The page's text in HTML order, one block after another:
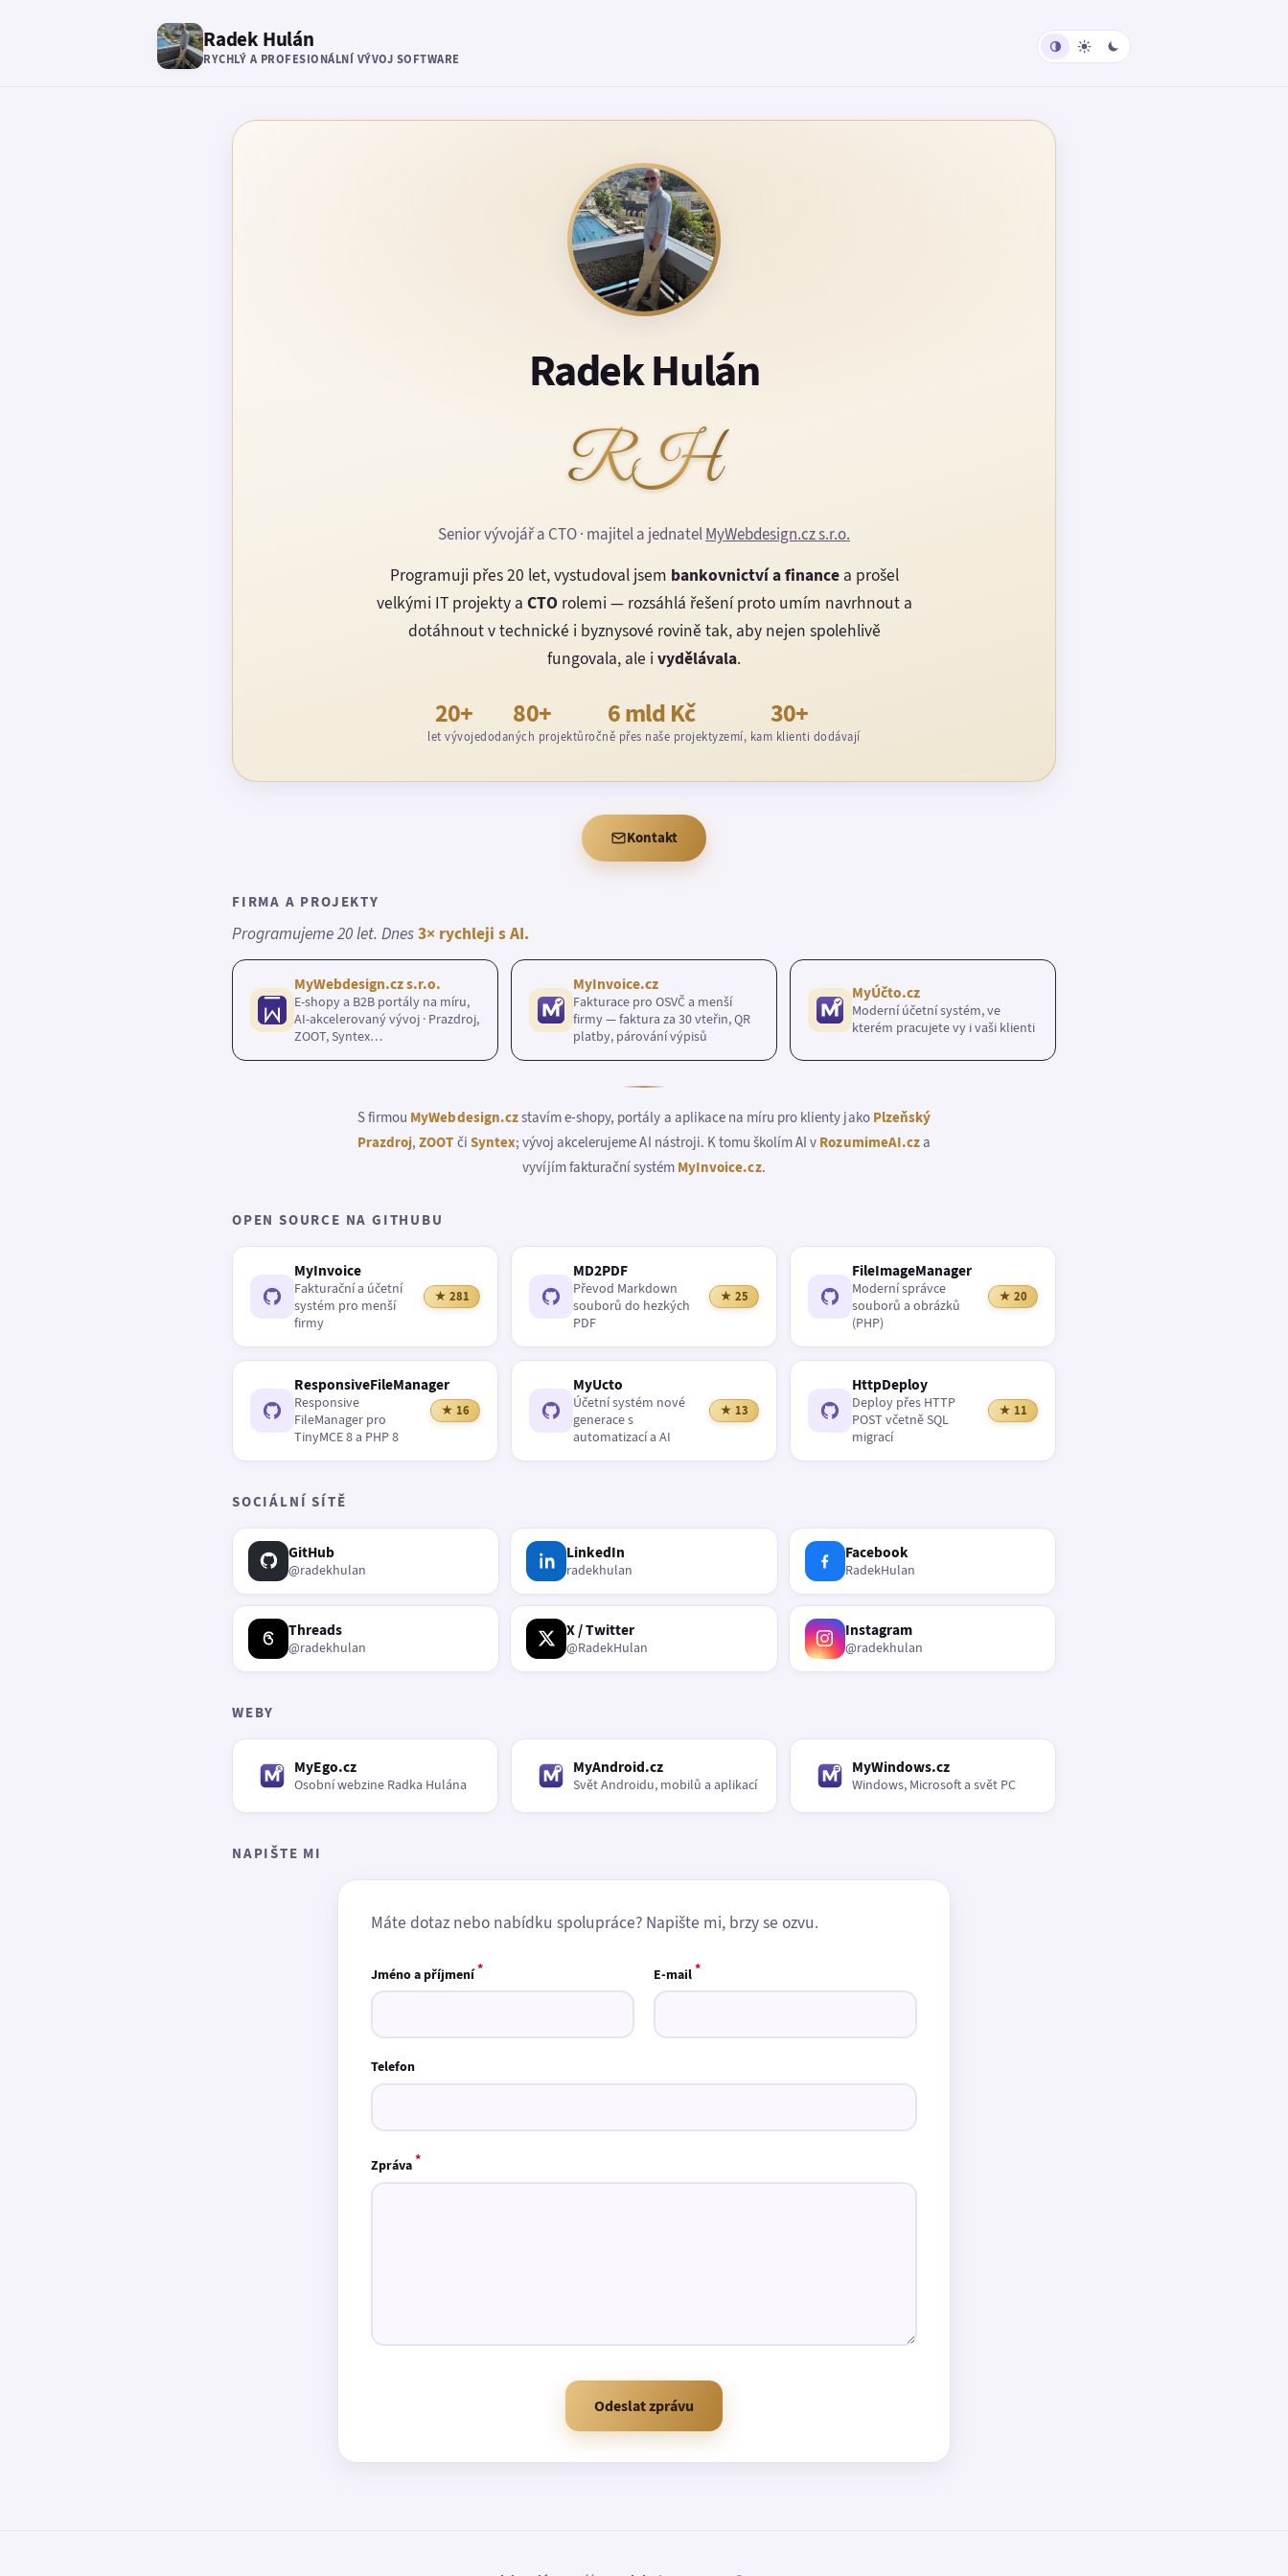
Radek Hulán
RYCHLÝ A PROFESIONÁLNÍ VÝVOJ SOFTWARE
Radek Hulán
RH
Senior vývojář a CTO · majitel a jednatelMyWebdesign.cz s.r.o.
Programuji přes 20 let, vystudoval jsem bankovnictví a financea prošel
velkými IT projekty a CTOrolemi — rozsáhlá řešení proto umím navrhnout a
dotáhnout v technické i byznysové rovině tak, aby nejen spolehlivě
fungovala, ale i vydělávala.
20+
let vývoje
80+
dodaných projektů
6 mld Kč
ročně přes naše projekty
30+
zemí, kam klienti dodávají
Kontakt
FIRMA A PROJEKTY
Programujeme 20 let. Dnes3× rychleji s AI.
MyWebdesign.cz s.r.o.
E-shopy a B2B portály na míru,
AI-akcelerovaný vývoj · Prazdroj,
ZOOT, Syntex…
MyInvoice.cz
Fakturace pro OSVČ a menší
firmy — faktura za 30 vteřin, QR
platby, párování výpisů
MyÚčto.cz
Moderní účetní systém, ve
kterém pracujete vy i vaši klienti
S firmou MyWebdesign.czstavím e-shopy, portály a aplikace na míru pro klienty jako Plzeňský
Prazdroj,ZOOT či Syntex; vývoj akcelerujeme AI nástroji. K tomu školím AI v RozumimeAI.cza
vyvíjím fakturační systém MyInvoice.cz.
OPEN SOURCE NA GITHUBU
MyInvoice
Fakturační a účetní
systém pro menší
firmy
★ 281
MD2PDF
Převod Markdown
souborů do hezkých
PDF
★ 25
FileImageManager
Moderní správce
souborů a obrázků
(PHP)
★ 20
ResponsiveFileManager
Responsive
FileManager pro
TinyMCE 8 a PHP 8
★ 16
MyUcto
Účetní systém nové
generace s
automatizací a AI
★ 13
HttpDeploy
Deploy přes HTTP
POST včetně SQL
migrací
★ 11
SOCIÁLNÍ SÍTĚ
GitHub
@radekhulan
LinkedIn
radekhulan
Facebook
RadekHulan
Threads
@radekhulan
X / Twitter
@RadekHulan
Instagram
@radekhulan
WEBY
MyEgo.cz
Osobní webzine Radka Hulána
MyAndroid.cz
Svět Androidu, mobilů a aplikací
MyWindows.cz
Windows, Microsoft a svět PC
NAPIŠTE MI
Máte dotaz nebo nabídku spolupráce? Napište mi, brzy se ozvu.
Jméno a příjmení* E-mail*
Telefon
Zpráva*
Odeslat zprávu